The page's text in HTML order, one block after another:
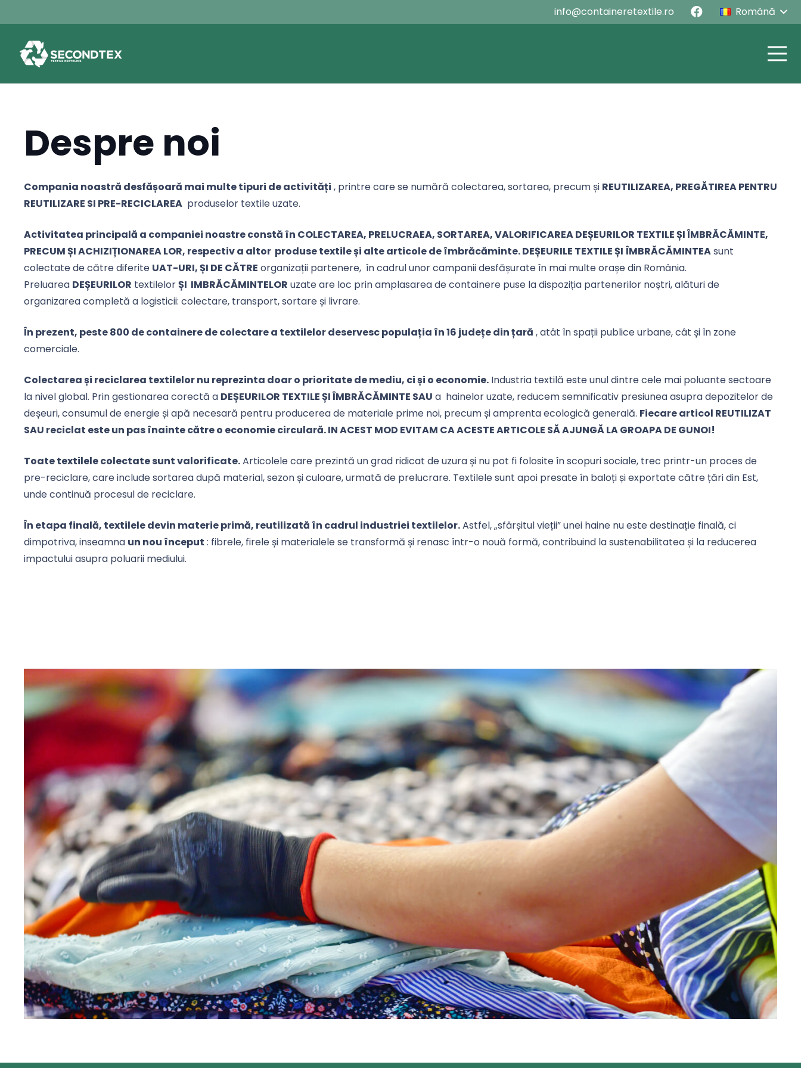
info@containeretextile.ro Română
Despre noi
Compania noastră desfășoară mai multe tipuri de activități , printre care se numără colectarea, sortarea, precum și REUTILIZAREA, PREGĂTIREA PENTRU
REUTILIZARE SI PRE-RECICLAREA produselor textile uzate.
Activitatea principală a companiei noastre constă în COLECTAREA, PRELUCRAEA, SORTAREA, VALORIFICAREA DEȘEURILOR TEXTILE ȘI ÎMBRĂCĂMINTE,
PRECUM ȘI ACHIZIȚIONAREA LOR, respectiv a altor produse textile și alte articole de îmbrăcăminte. DEȘEURILE TEXTILE ȘI ÎMBRĂCĂMINTEAsunt
colectate de către diferite UAT-URI, ȘI DE CĂTRE organizații partenere, în cadrul unor campanii desfășurate în mai multe orașe din România.
Preluarea DEȘEURILOR textilelorȘI IMBRĂCĂMINTELOR uzate are loc prin amplasarea de containere puse la dispoziția partenerilor noștri, alături de
organizarea completă a logisticii: colectare, transport, sortare și livrare.
În prezent, peste 800 de containere de colectare a textilelor deservesc populația în 16 județe din țară , atât în spații publice urbane, cât și în zone
comerciale.
Colectarea și reciclarea textilelor nu reprezinta doar o prioritate de mediu, ci și o economie. Industria textilă este unul dintre cele mai poluante sectoare
la nivel global. Prin gestionarea corectă a DEȘEURILOR TEXTILE ȘI ÎMBRĂCĂMINTE SAU a hainelor uzate, reducem semnificativ presiunea asupra depozitelor de
deșeuri, consumul de energie și apă necesară pentru producerea de materiale prime noi, precum și amprenta ecologică generală. Fiecare articol REUTILIZAT
SAU reciclat este un pas înainte către o economie circulară. IN ACEST MOD EVITAM CA ACESTE ARTICOLE SĂ AJUNGĂ LA GROAPA DE GUNOI!
Toate textilele colectate sunt valorificate.Articolele care prezintă un grad ridicat de uzura și nu pot fi folosite în scopuri sociale, trec printr-un proces de
pre-reciclare, care include sortarea după material, sezon și culoare, urmată de prelucrare. Textilele sunt apoi presate în baloți și exportate către țări din Est,
unde continuă procesul de reciclare.
În etapa finală, textilele devin materie primă, reutilizată în cadrul industriei textilelor.Astfel, „sfârșitul vieții” unei haine nu este destinație finală, ci
dimpotriva, inseamna un nou început : fibrele, firele și materialele se transformă și renasc într-o nouă formă, contribuind la sustenabilitatea și la reducerea
impactului asupra poluarii mediului.